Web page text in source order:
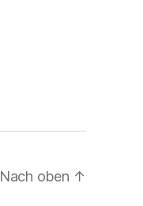
Nach oben ↑